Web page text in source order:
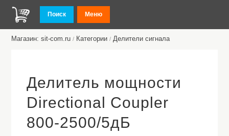
Поиск Меню
Магазин: sit-com.ru / Категории / Делители сигнала
Делитель мощности
Directional Coupler
800-2500/5дБ